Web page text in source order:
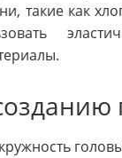
такие как